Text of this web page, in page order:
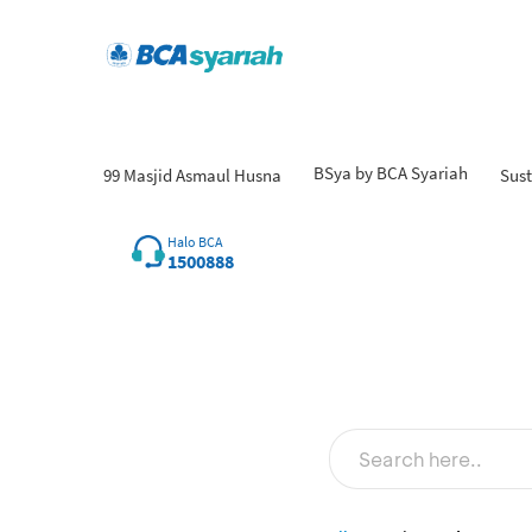
99 Masjid Asmaul Husna BSya by BCA Syariah
Halo BCA
1500888